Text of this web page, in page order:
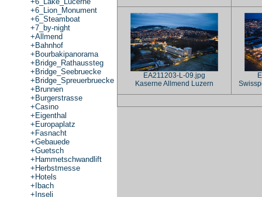
+6_Lion_Monument
+6_Steamboat
+7_by-night
+Allmend
+ Bahnhof
+ Bourbakipanorama
+ Bridge_Rathaussteg
+ Bridge_Seebruecke
+ Bridge_Spreuerbruecke
+ Brunnen
+ Burgerstrasse
+Casino
+ Eigenthal
+ Europaplatz
+ Fasnacht
+Gebauede
+Guetsch
+ Hammetschwandlift
+ Herbstmesse
+ Hotels
+ Ibach
+ Inseli
EA211203-L-09.jpg
Kaserne Allmend Luzern